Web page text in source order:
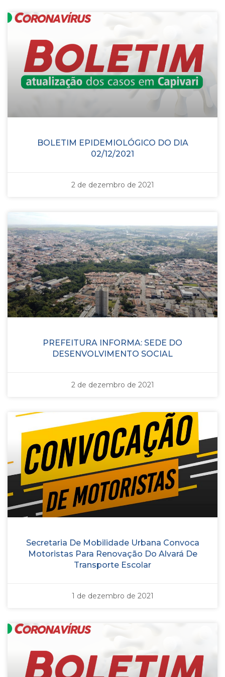
BOLETIM EPIDEMIOLÓGICO DO DIA
02/12/2021
2 de dezembro de 2021
PREFEITURA INFORMA: SEDE DO
DESENVOLVIMENTO SOCIAL
2 de dezembro de 2021
Secretaria De Mobilidade Urbana Convoca
Motoristas Para Renovação Do Alvará De
Transporte Escolar
1 de dezembro de 2021